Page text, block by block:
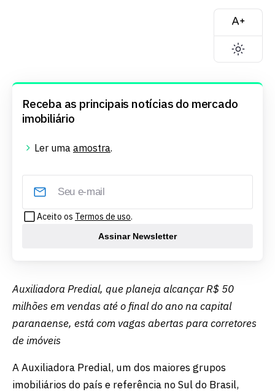
Receba as principais notícias do mercado
imobiliário
Ler uma amostra.
Aceito os Termos de uso.
Assinar Newsletter
Auxiliadora Predial, que planeja alcançar R$ 50
milhões em vendas até o final do ano na capital
paranaense, está com vagas abertas para corretores
de imóveis
A Auxiliadora Predial, um dos maiores grupos
imobiliários do país e referência no Sul do Brasil,